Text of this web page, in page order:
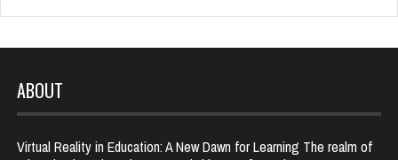
ABOUT
Virtual Reality in Education: A New Dawn for Learning The realm of